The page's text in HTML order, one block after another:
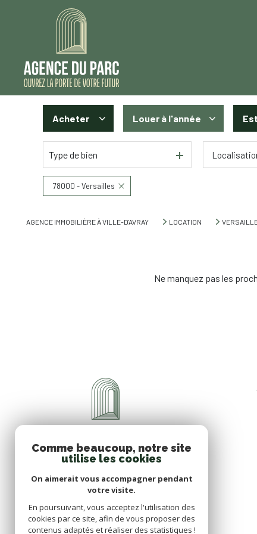
Acheter
De l'ancien
Louer à l'année
à l'année
Type de bien
78000 - Versailles
AGENCE IMMOBILIÈRE À VILLE-D'AVRAY LOCATION
Ne manquez pas les
Comme beaucoup, notre site
utilise les cookies
On aimerait vous accompagner pendant
votre visite.
En poursuivant, vous acceptez l'utilisation des
cookies par ce site, afin de vous proposer des
contenus adaptés et réaliser des statistiques !